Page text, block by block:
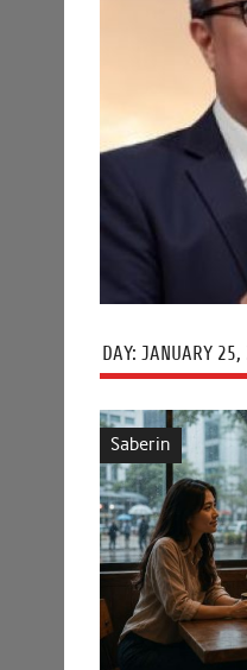
DAY: JANUARY 25,
Saberin